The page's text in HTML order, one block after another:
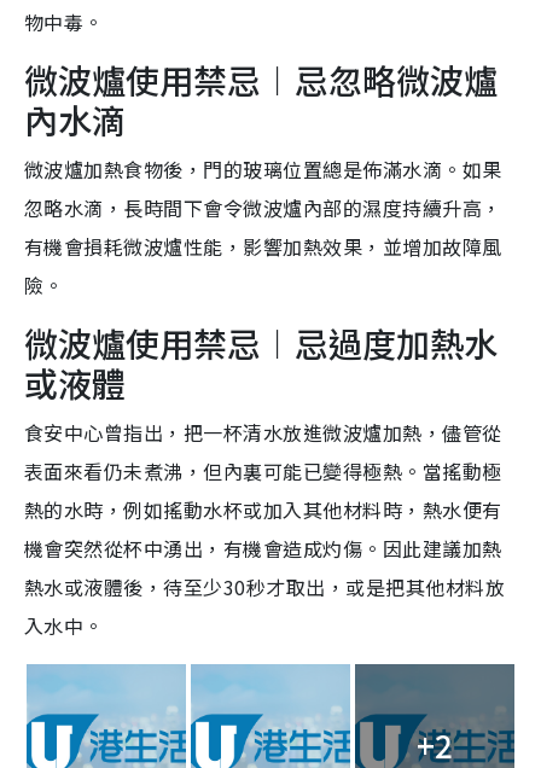
物中毒。
微波爐使用禁忌︱忌忽略微波爐
內水滴
微波爐加熱食物後，門的玻璃位置總是佈滿水滴。如果
忽略水滴，長時間下會令微波爐內部的濕度持續升高，
有機會損耗微波爐性能，影響加熱效果，並增加故障風
險。
微波爐使用禁忌︱忌過度加熱水
或液體
食安中心曾指出，把一杯清水放進微波爐加熱，儘管從
表面來看仍未煮沸，但內裏可能已變得極熱。當搖動極
熱的水時，例如搖動水杯或加入其他材料時，熱水便有
機會突然從杯中湧出，有機會造成灼傷。因此建議加熱
熱水或液體後，待至少30秒才取出，或是把其他材料放
入水中。
+2